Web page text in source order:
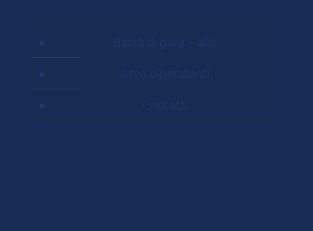
Bandi di gara – albi
Area dipendenti
Contatti